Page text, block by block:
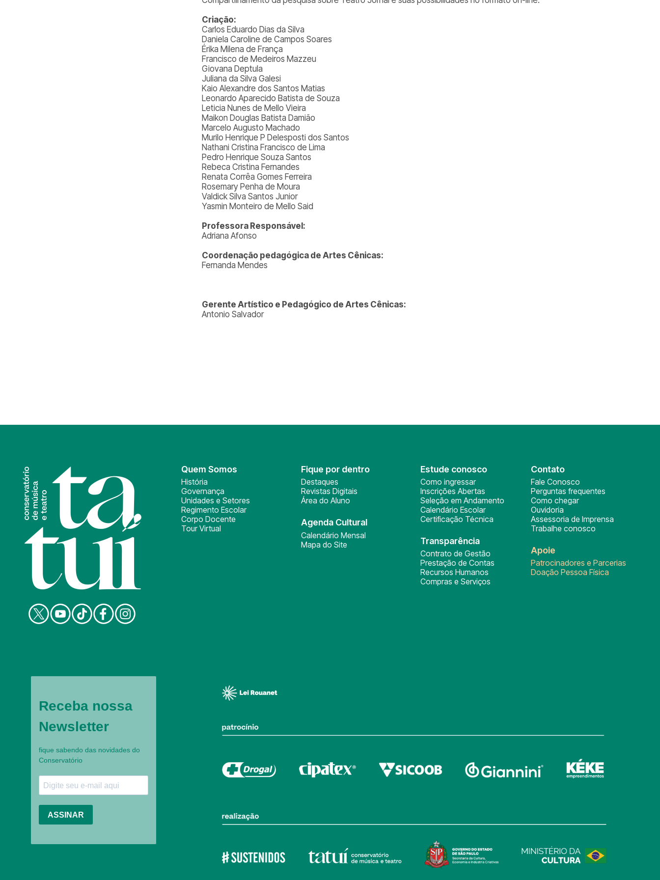
Criação:
Carlos Eduardo Dias da Silva
Daniela Caroline de Campos Soares
Érika Milena de França
Francisco de Medeiros Mazzeu
Giovana Deptula
Juliana da Silva Galesi
Kaio Alexandre dos Santos Matias
Leonardo Aparecido Batista de Souza
Leticia Nunes de Mello Vieira
Maikon Douglas Batista Damião
Marcelo Augusto Machado
Murilo Henrique P Delesposti dos Santos
Nathani Cristina Francisco de Lima
Pedro Henrique Souza Santos
Rebeca Cristina Fernandes
Renata Corrêa Gomes Ferreira
Rosemary Penha de Moura
Valdick Silva Santos Junior
Yasmin Monteiro de Mello Said
Professora Responsável:
Adriana Afonso
Coordenação pedagógica de Artes Cênicas:
Fernanda Mendes
Gerente Artístico e Pedagógico de Artes Cênicas:
Antonio Salvador
Quem Somos
História
Governança
Unidades e Setores
Regimento Escolar
Corpo Docente
Tour Virtual
Fique por dentro
Destaques
Revistas Digitais
Área do Aluno
Agenda Cultural
Calendário Mensal
Mapa do Site
Estude conosco
Como ingressar
Inscrições Abertas
Seleção em Andamento
Calendário Escolar
Certificação Técnica
Transparência
Contrato de Gestão
Prestação de Contas
Recursos Humanos
Compras e Serviços
Contato
Fale Conosco
Perguntas frequentes
Como chegar
Ouvidoria
Assessoria de Imprensa
Trabalhe conosco
Apoie
Patrocinadores e Parcerias
Doação Pessoa Física